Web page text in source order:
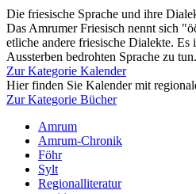
Die friesische Sprache und ihre
Das Amrumer Friesisch nennt sich
etliche andere friesische Dialekte.
Aussterben bedrohten Sprache zu
Zur Kategorie Kalender
Hier finden Sie Kalender mit
Zur Kategorie Bücher
Amrum
Amrum-Chronik
Föhr
Sylt
Regionalliteratur